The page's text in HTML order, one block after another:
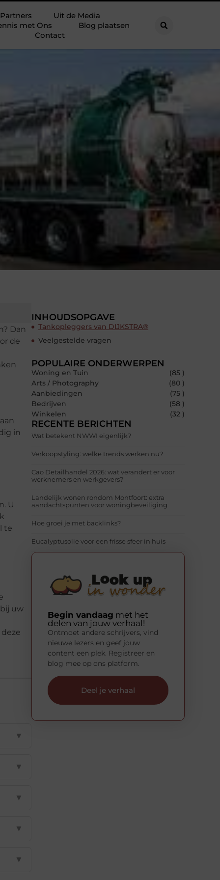
Partners
Uit de Media
met Ons
Blog plaatsen
Contact
Dan
de
in
U
te
uw
▼
▼
▼
▼
▼
INHOUDSOPGAVE
Tankopleggers van DIJKSTRA®
Veelgestelde vragen
POPULAIRE ONDERWERPEN
Woning en Tuin
(85 )
Arts / Photography
(80 )
Aanbiedingen
(75 )
Bedrijven
(58 )
Winkelen
(32 )
RECENTE BERICHTEN
Wat betekent NWWI eigenlijk?
Verkoopstyling: welke trends werken nu?
Cao Detailhandel 2026: wat verandert er voor
werknemers en werkgevers?
Landelijk wonen rondom Montfoort: extra
aandachtspunten voor woningbeveiliging
Hoe groei je met backlinks?
Eucalyptusolie voor een frisse sfeer in huis
Begin vandaag met het
delen van jouw verhaal!
Ontmoet andere schrijvers, vind
nieuwe lezers en geef jouw
content een plek. Registreer en
blog mee op ons platform.
Deel je verhaal